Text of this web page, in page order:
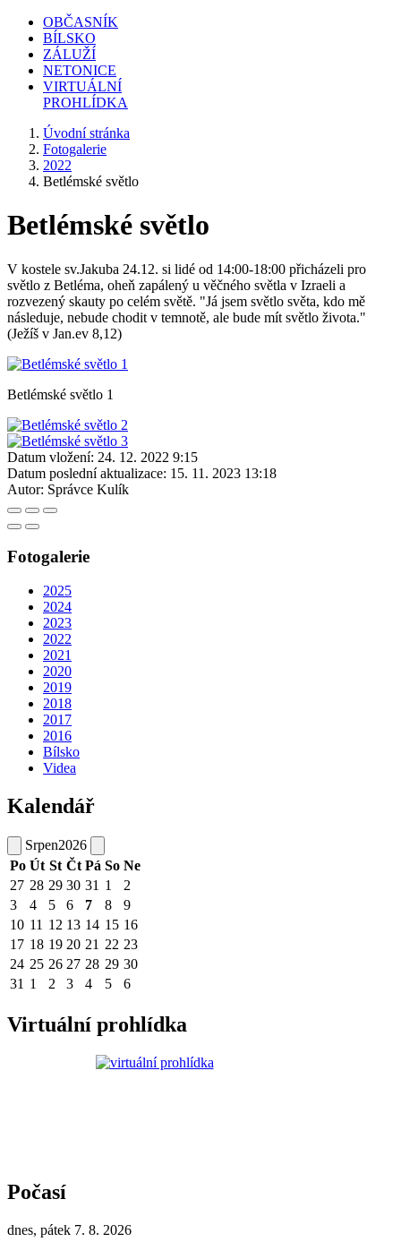
OBČASNÍK
BÍLSKO
ZÁLUŽÍ
NETONICE
VIRTUÁLNÍ
PROHLÍDKA
Úvodní stránka
Fotogalerie
2022
Betlémské světlo
Betlémské světlo
V kostele sv.Jakuba 24.12. si lidé od 14:00-18:00 přicházeli pro
světlo z Betléma, oheň zapálený u věčného světla v Izraeli a
rozvezený skauty po celém světě. "Já jsem světlo světa, kdo mě
následuje, nebude chodit v temnotě, ale bude mít světlo života."
(Ježíš v Jan.ev 8,12)
Betlémské světlo 1
Datum vložení: 24. 12. 2022 9:15
Datum poslední aktualizace: 15. 11. 2023 13:18
Autor: Správce Kulík
Fotogalerie
2025
2024
2023
2022
2021
2020
2019
2018
2017
2016
Bílsko
Videa
Kalendář
Srpen2026
Po Út St Čt Pá So Ne
27 28 29 30 31 1
2
3
4 5 6 7 8
9
10 11 12 13 14 15 16
17 18 19 20 21 22 23
24 25 26 27 28 29 30
31 1 2 3 4 5 6
Virtuální prohlídka
Počasí
dnes, pátek 7. 8. 2026